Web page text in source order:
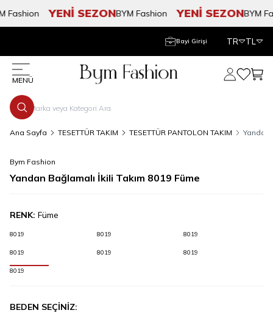
YENİ SEZONBYM Fashion YENİ SEZONBYM
Bayi Girişi TR TL
MENÜ
Hesabım
Ana Sayfa TESETTÜR TAKIM TESETTÜR PANTOLON TAKIM Yandan
Bym Fashion
Yandan Bağlamalı İkili Takım 8019 Füme
RENK: Füme
8019 8019 8019
8019 8019 8019
8019
BEDEN SEÇİNİZ: